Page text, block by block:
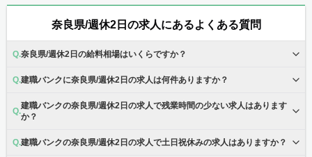
奈良県/週休2日の求人にあるよくある質問
奈良県/週休2日の給料相場はいくらですか？
建職バンクに奈良県/週休2日の求人は何件ありますか？
建職バンクの奈良県/週休2日の求人で残業時間の少ない求人はあります
か？
建職バンクの奈良県/週休2日の求人で土日祝休みの求人はありますか？